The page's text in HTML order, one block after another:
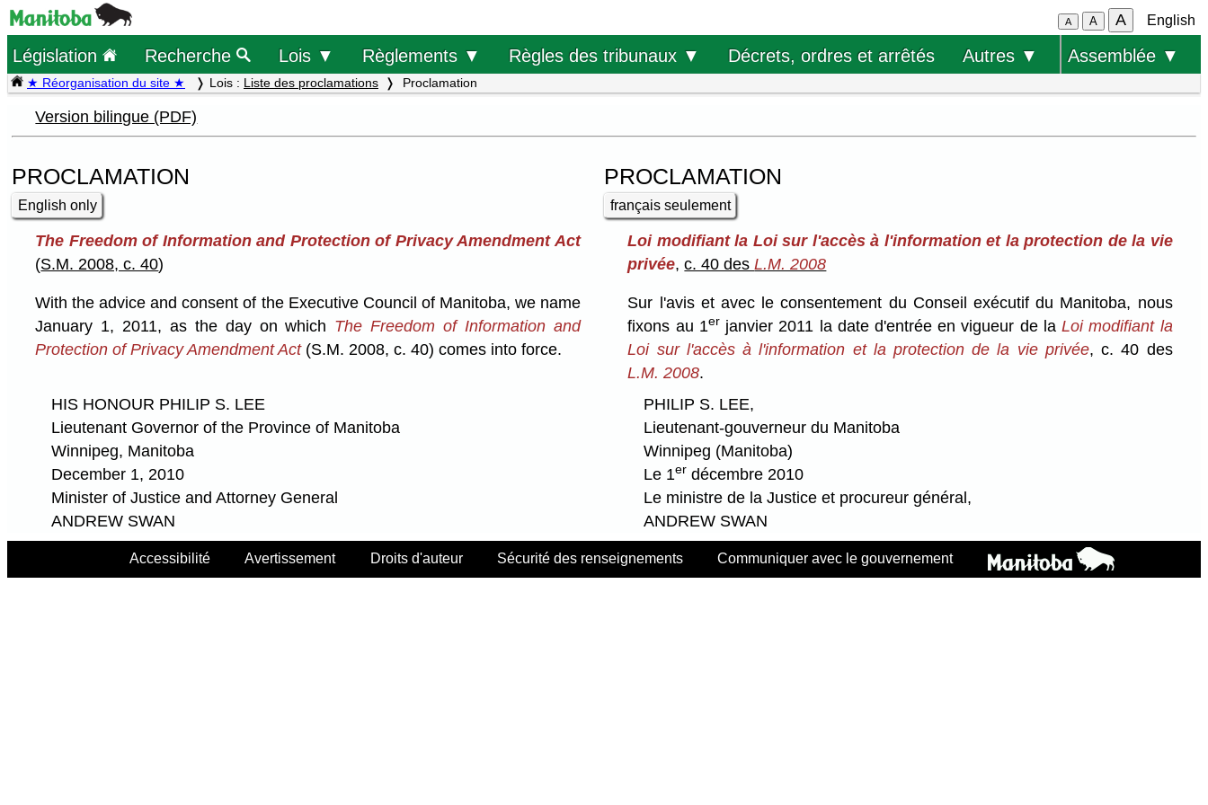
A A A English
Législation Recherche Lois ▼ Règlements ▼ Règles des tribunaux ▼ Décrets, ordres et arrêtés Autres ▼ Assemblée ▼
★ Réorganisation du site ★ Lois : Liste des proclamations Proclamation
Version bilingue (PDF)
PROCLAMATION
English only
PROCLAMATION
français seulement
The Freedom of Information and Protection of Privacy Amendment Act
(S.M. 2008, c. 40)
Loi modifiant la Loi sur l'accès à l'information et la protection de la vie
privée,c. 40 desL.M. 2008
With the advice and consent of the Executive Council of Manitoba, we name
January 1, 2011, as the day on which The Freedom of Information and
Protection of Privacy Amendment Act(S.M. 2008, c. 40) comes into force.
Sur l'avis et avec le consentement du Conseil exécutif du Manitoba, nous
fixons au 1er janvier 2011 la date d'entrée en vigueur de laLoi modifiant la
Loi sur l'accès à l'information et la protection de la vie privée, c. 40 des
L.M. 2008.
HIS HONOUR PHILIP S. LEE
Lieutenant Governor of the Province of Manitoba
Winnipeg, Manitoba
December 1, 2010
Minister of Justice and Attorney General
ANDREW SWAN
PHILIP S. LEE,
Lieutenant-gouverneur du Manitoba
Winnipeg (Manitoba)
Le 1er décembre 2010
Le ministre de la Justice et procureur général,
ANDREW SWAN
Accessibilité Avertissement Droits d'auteur Sécurité des renseignements Communiquer avec le gouvernement